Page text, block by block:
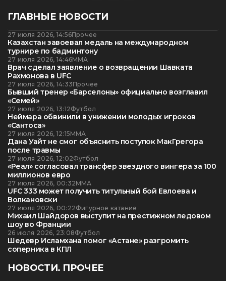
ГЛАВНЫЕ НОВОСТИ
27 июля 2026, 14:56Прочее
Казахстан завоевал медаль на международном
турнире по бадминтону
27 июля 2026, 14:46ММА
Врач сделал заявление о возвращении Шавката
Рахмонова в UFC
27 июля 2026, 14:33Прочее
Бывший тренер «Барселоны» официально возглавил
«Семей»
27 июля 2026, 13:12Футбол
Неймара обвинили в унижении молодых игроков
«Сантоса»
27 июля 2026, 12:15ММА
Дана Уайт не смог объяснить поступок МакГрегора
после травмы
27 июля 2026, 12:02Футбол
«Реал» согласовал трансфер звездного вингера за 100
миллионов евро
27 июля 2026, 00:32ММА
UFC 333 может получить титульный бой Евлоева и
Волкановски
27 июля 2026, 00:22Фигурное катание
Михаил Шайдоров выступит на престижном ледовом
шоу во Франции
26 июля 2026, 23:08Футбол
Шедевр Исламхана помог «Астане» разгромить
соперника в КПЛ
НОВОСТИ. ПРОЧЕЕ